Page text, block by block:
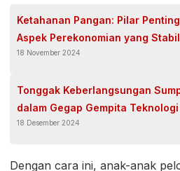
Ketahanan Pangan: Pilar
Aspek Perekonomian yang
Sejahtera
18 November 2024
Tonggak Keberlangsungan
dalam Gegap Gempita Teknologi
18 Desember 2024
Dengan cara ini, anak-anak